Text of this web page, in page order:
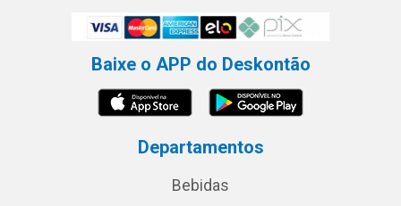
Baixe o APP do Deskontão
Departamentos
Bebidas